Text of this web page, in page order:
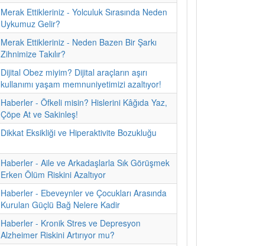
Merak Ettikleriniz - Yolculuk Sırasında Neden
Uykumuz Gelir?
Merak Ettikleriniz - Neden Bazen Bir Şarkı
Zihnimize Takılır?
Dijital Obez miyim? Dijital araçların aşırı
kullanımı yaşam memnuniyetimizi azaltıyor!
Haberler - Öfkeli misin? Hislerini Kâğıda Yaz,
Çöpe At ve Sakinleş!
Dikkat Eksikliği ve Hiperaktivite Bozukluğu
Haberler - Aile ve Arkadaşlarla Sık Görüşmek
Erken Ölüm Riskini Azaltıyor
Haberler - Ebeveynler ve Çocukları Arasında
Kurulan Güçlü Bağ Nelere Kadir
Haberler - Kronik Stres ve Depresyon
Alzheimer Riskini Artırıyor mu?